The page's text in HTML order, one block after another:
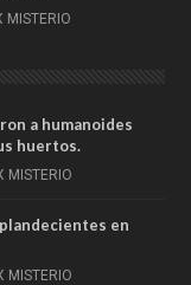
MISTERIO
a humanoides
huertos.
MISTERIO
en
MISTERIO